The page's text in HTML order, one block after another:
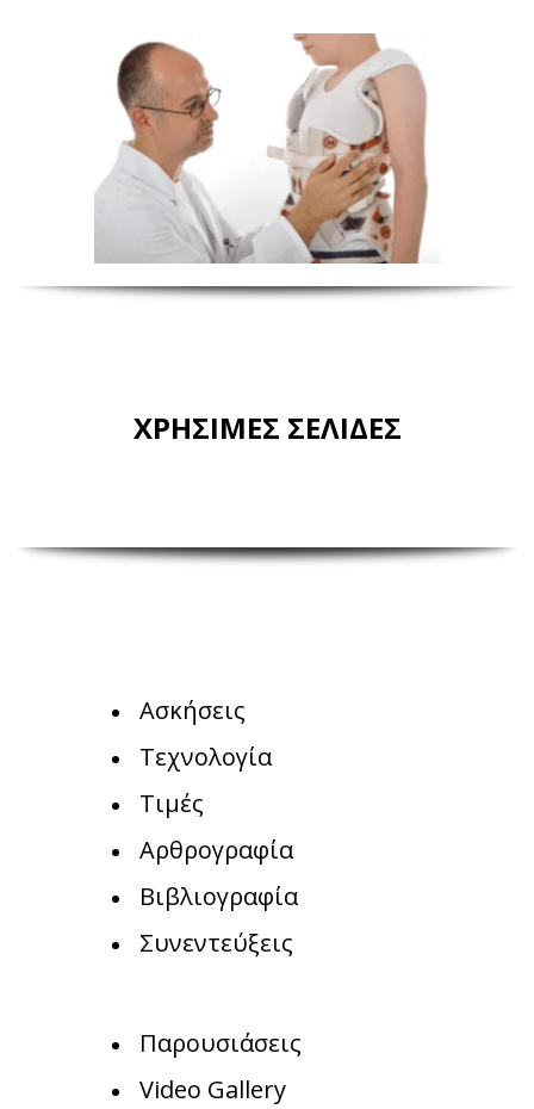
ΧΡΗΣΙΜΕΣ ΣΕΛΙΔΕΣ
Ασκήσεις
Τεχνολογία
Τιμές
Αρθρογραφία
Βιβλιογραφία
Συνεντεύξεις
Παρουσιάσεις
Video Gallery